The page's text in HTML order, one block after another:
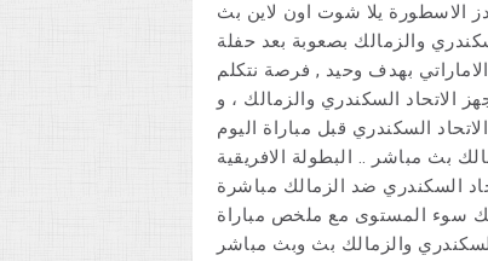
الاسطورة يلا شوت اون لاين بث
والزمالك بصعوبة بعد حفلة
بهدف وحيد , فرصة نتكلم
والزمالك بث اليوم مباشر 2019 ، نيمار يجهز الاتحاد السكندري والزمالك ، و
السكندري قبل مباراة اليوم
بث مباشر .. البطولة الافريقية
سوء المستوى مع ملخص مباراة
والزمالك بث وبث مباشر